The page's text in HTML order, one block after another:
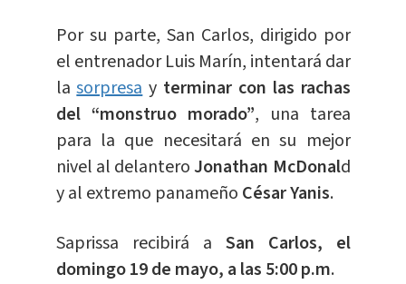
Por su parte, San Carlos, dirigido por
el entrenador Luis Marín, intentará dar
lasorpresay terminar con las rachas
del “monstruo morado”, una tarea
para la que necesitará en su mejor
nivel al delantero Jonathan McDonald
y al extremo panameño César Yanis.
Saprissa recibirá a San Carlos, el
domingo 19 de mayo, a las 5:00 p.m.